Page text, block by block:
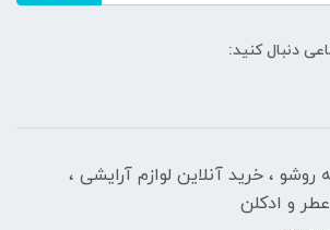
دنبال کنید:
رو‌شو ، خرید آنلاین لوازم آرایشی ،
و ادکلن